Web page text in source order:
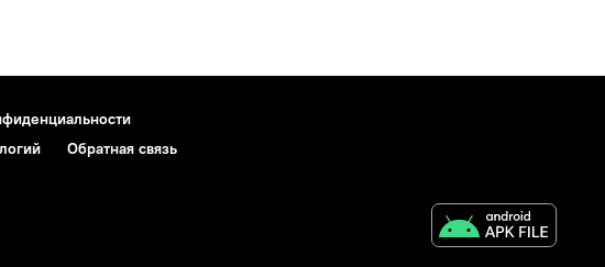
Обратная связь